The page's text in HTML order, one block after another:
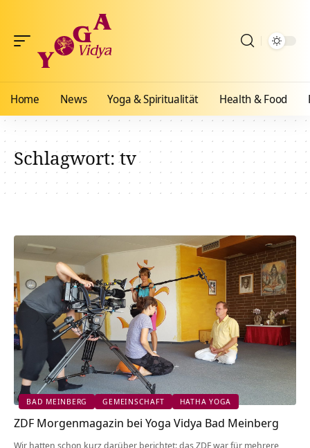
Home News Yoga & Spiritualität Health & Food
Schlagwort:tv
BAD MEINBERG GEMEINSCHAFT HATHA YOGA
ZDF Morgenmagazin bei Yoga Vidya Bad Meinberg
Wir hatten schon kurz darüber berichtet: das ZDF war für mehrere